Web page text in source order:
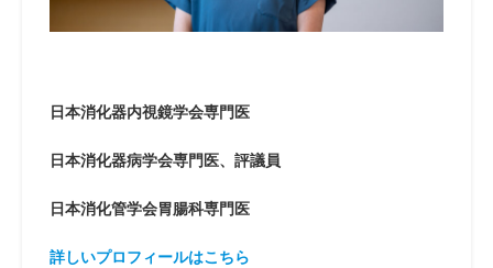
日本消化器内視鏡学会専門医
日本消化器病学会専門医、評議員
日本消化管学会胃腸科専門医
詳しいプロフィールはこちら